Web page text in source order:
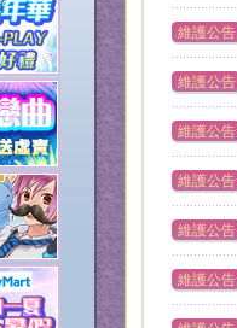
維護公告
維護公告
維護公告
維護公告
維護公告
維護公告